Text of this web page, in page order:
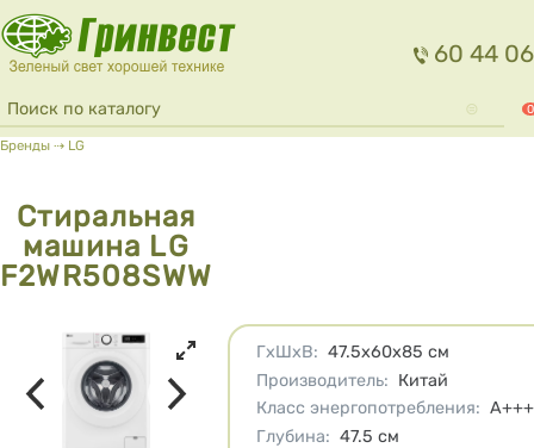
Перейти к основному содержанию
60 44 06
Форма поиска
Поиск 0
Вы здесь
Бренды ⇢ LG
Стиральная
машина LG
F2WR508SWW
Характеристики
ГхШхВ: 47.5х60х85 см
Производитель: Китай
Класс энергопотребления: A+++
Глубина: 47.5 см